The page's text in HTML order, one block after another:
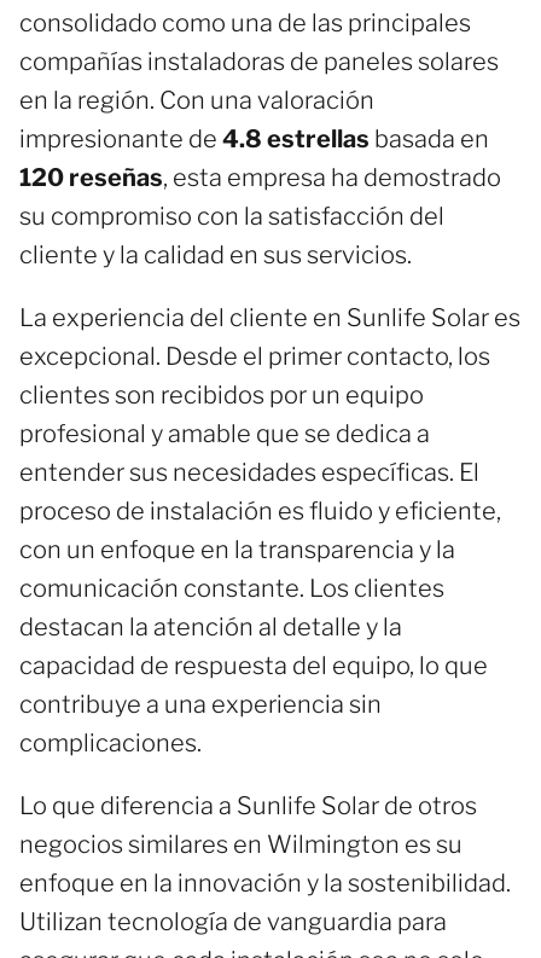
consolidado como una de las principales
compañías instaladoras de paneles solares
en la región. Con una valoración
impresionante de 4.8 estrellas basada en
120 reseñas, esta empresa ha demostrado
su compromiso con la satisfacción del
cliente y la calidad en sus servicios.
La experiencia del cliente en Sunlife Solar es
excepcional. Desde el primer contacto, los
clientes son recibidos por un equipo
profesional y amable que se dedica a
entender sus necesidades específicas. El
proceso de instalación es fluido y eficiente,
con un enfoque en la transparencia y la
comunicación constante. Los clientes
destacan la atención al detalle y la
capacidad de respuesta del equipo, lo que
contribuye a una experiencia sin
complicaciones.
Lo que diferencia a Sunlife Solar de otros
negocios similares en Wilmington es su
enfoque en la innovación y la sostenibilidad.
Utilizan tecnología de vanguardia para